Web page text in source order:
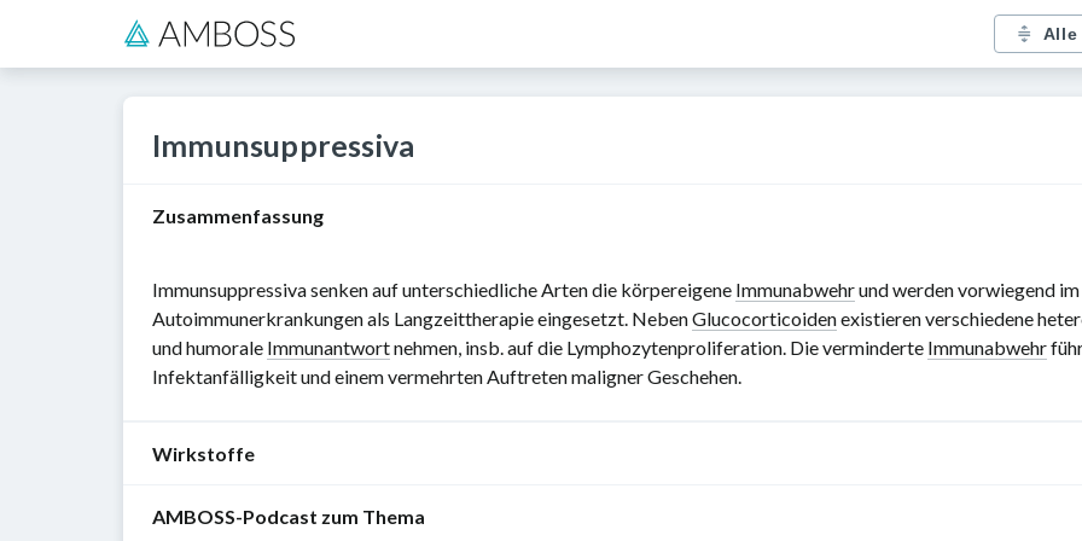
Alle
Immunsuppressiva
Zusammenfassung
Immunsuppressiva senken auf unterschiedliche Arten die körpereigene Immunabwehrund werden vorwiegend
Autoimmunerkrankungen als Langzeittherapie eingesetzt. NebenGlucocorticoidenexistieren verschiedene
und humorale Immunantwortnehmen, insb. auf die Lymphozytenproliferation. Die verminderte Immunabwehr
Infektanfälligkeit und einem vermehrten Auftreten maligner Geschehen.
Wirkstoffe
Überblick
AMBOSS-Podcast zum Thema